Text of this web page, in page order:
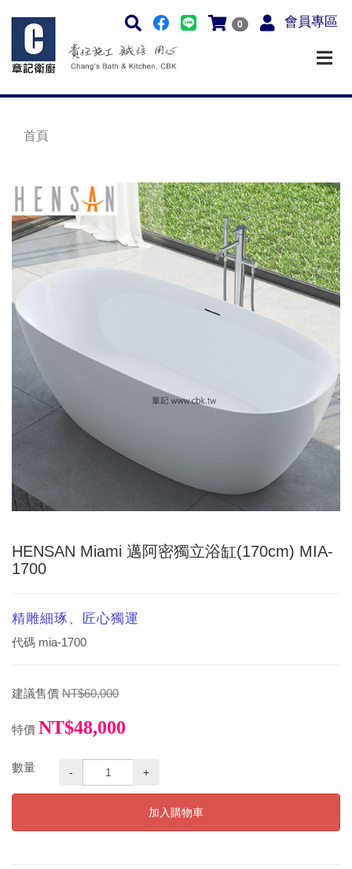
0 會員專區
首頁
HENSAN Miami 邁阿密獨立浴缸(170cm) MIA-
1700
精雕細琢、匠心獨運
代碼 mia-1700
建議售價 NT$60,000
特價 NT$48,000
數量 - +
加入購物車